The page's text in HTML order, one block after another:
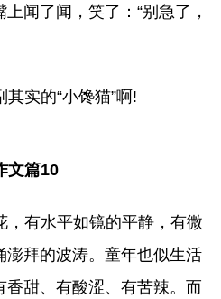
闻了闻，笑了：“别急了，
实的“小馋猫”啊!
文篇10
，有水平如镜的平静，有微
澎拜的波涛。童年也似生活
香甜、有酸涩、有苦辣。而